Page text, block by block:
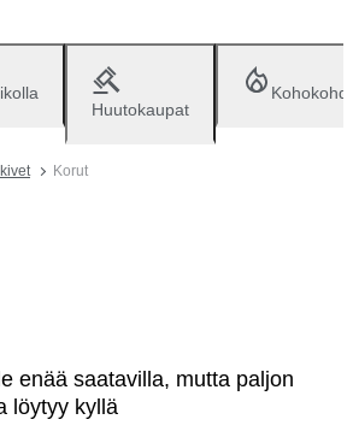
Huutokaupat
Korut
enää saatavilla, mutta paljon
löytyy kyllä